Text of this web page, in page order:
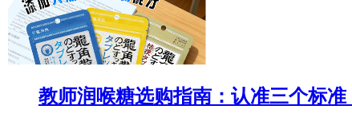
教师润喉糖选购指南：认准三个标准